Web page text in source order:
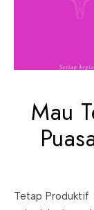
Mau
Tetap Produktif Saat Puasa. Buat yang punya jadwal padat